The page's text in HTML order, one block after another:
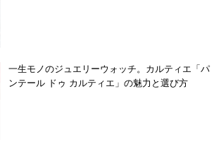
一生モノのジュエリーウォッチ。カルティエ「パ
ンテール ドゥ カルティエ」の魅力と選び方